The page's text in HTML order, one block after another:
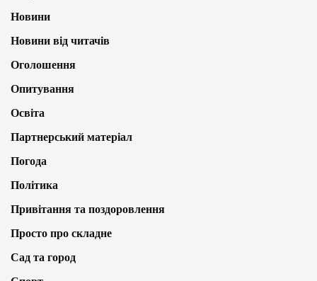
Новини
Новини від читачів
Оголошення
Опитування
Освіта
Партнерський матеріал
Погода
Політика
Привітання та поздоровлення
Просто про складне
Сад та город